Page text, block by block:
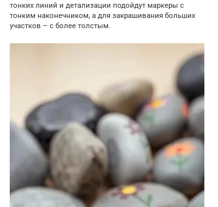
тонких линий и детализации подойдут маркеры с
тонким наконечником, а для закрашивания больших
участков – с более толстым.